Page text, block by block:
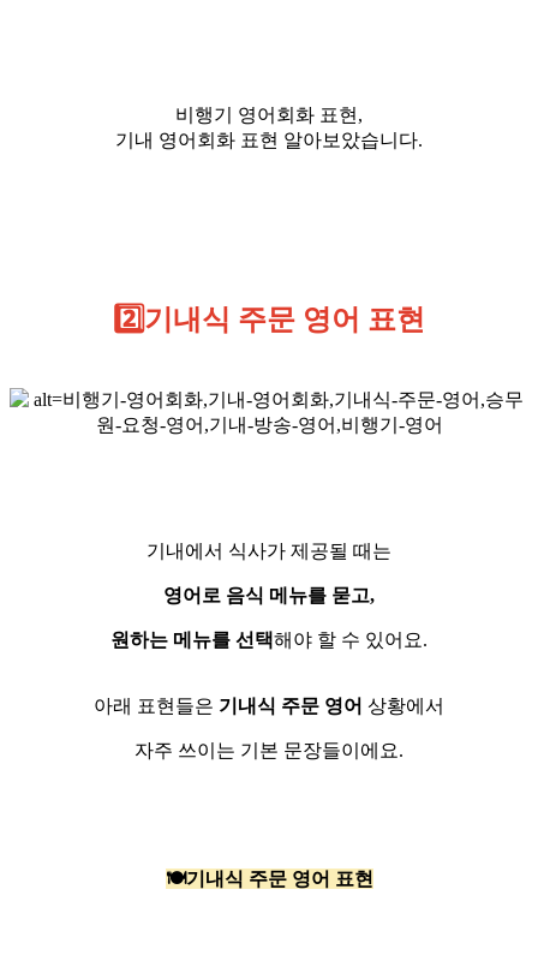
비행기 영어회화 표현,
기내 영어회화 표현 알아보았습니다.
2️⃣기내식 주문 영어 표현
기내에서 식사가 제공될 때는
영어로 음식 메뉴를 묻고,
원하는 메뉴를 선택해야 할 수 있어요.
아래 표현들은 기내식 주문 영어 상황에서
자주 쓰이는 기본 문장들이에요.
🍽️기내식 주문 영어 표현